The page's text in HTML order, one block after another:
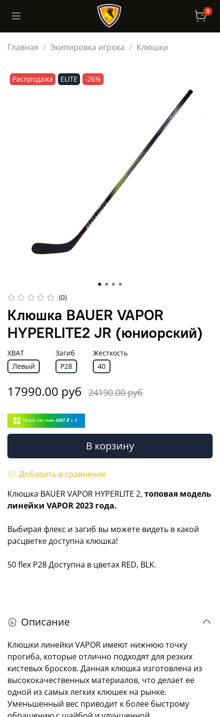
0
Главная Экипировка игрока Клюшки
Распродажа ELITE -26%
(0)
Клюшка BAUER VAPOR
HYPERLITE2 JR (юниорский)
ХВАТ
Левый
Загиб
P28
Жесткость
40
17990.00 руб 24190.00 руб
Плати частями 4497 ₽ x 4
В корзину
Добавить в сравнение
Клюшка BAUER VAPOR HYPERLITE 2, топовая модель
линейки VAPOR 2023 года.
Выбирая флекс и загиб вы можете видеть в какой
расцветке доступна клюшка!
50 flex P28 Доступна в цветах RED, BLK.
Описание
Клюшки линейки VAPOR имеют нижнюю точку
прогиба, которые отлично подходят для резких
кистевых бросков. Данная клюшка изготовлена из
высококачественных материалов, что делает ее
одной из самых легких клюшек на рынке.
Уменьшенный вес приводит к более быстрому